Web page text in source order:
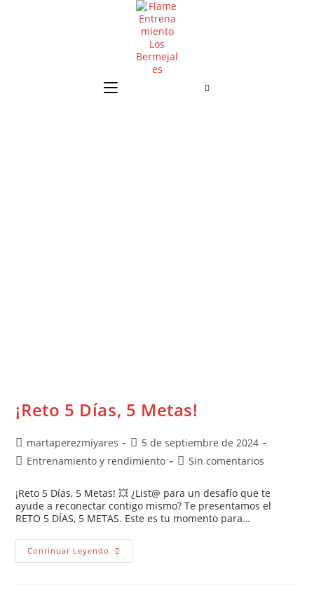
¡Reto 5 Días, 5 Metas!
martaperezmiyares
5 de septiembre de 2024
Entrenamiento y rendimiento
Sin comentarios
¡Reto 5 Días, 5 Metas! 💥 ¿List@ para un desafío que te
ayude a reconectar contigo mismo? Te presentamos el
RETO 5 DÍAS, 5 METAS. Este es tu momento para…
Continuar Leyendo